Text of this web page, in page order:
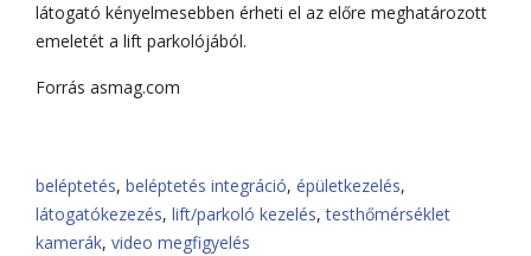
látogató kényelmesebben érheti el az előre meghatározott
emeletét a lift parkolójából.
Forrás asmag.com
beléptetés, beléptetés integráció, épületkezelés,
látogatókezezés, lift/parkoló kezelés,testhőmérséklet
kamerák, video megfigyelés